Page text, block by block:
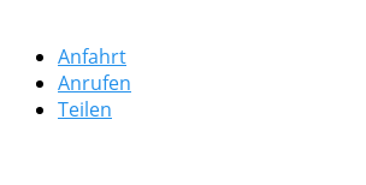
Anfahrt
Anrufen
Teilen